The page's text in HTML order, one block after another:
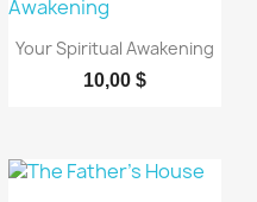
Aperçu rapide
Your Spiritual Awakening
10,00 $